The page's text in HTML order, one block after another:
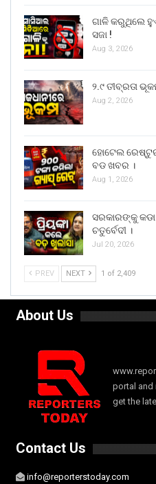
ଗାଳି କରୁଥିଲେ
ସଜା !
Aug 3, 2026
୨.୯ ତୀବ୍ରତା
Aug 2, 2026
ହୋଟେଲ
ବଡ ଖବର ।
Aug 1, 2026
ସରକାରଙ୍କୁ
ଚତୁର୍ବେଦୀ ।
Jul 20, 2026
PREV NEXT 1 of 2,409
About Us
portal and
get the
Contact Us
info@reporterstoday.com